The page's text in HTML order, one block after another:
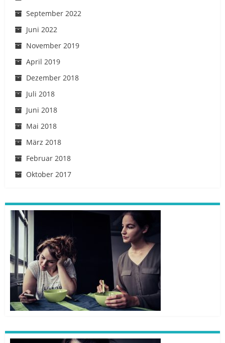
September 2022
Juni 2022
November 2019
April 2019
Dezember 2018
Juli 2018
Juni 2018
Mai 2018
März 2018
Februar 2018
Oktober 2017